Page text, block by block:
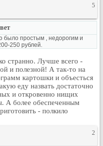
5
было простым , недорогим и
250 рублей.
странно. Лучше всего -
и полезной! А так-то на
картошки и объесться
еду назвать достаточно
и откровенно нищих
А более обеспеченным
- полкило
2